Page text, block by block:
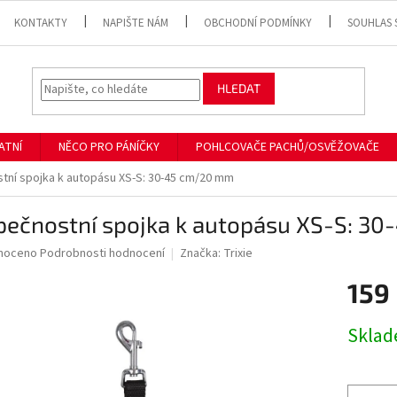
KONTAKTY NAPIŠTE NÁM OBCHODNÍ PODMÍNKY
HLEDAT
NĚCO PRO PÁNÍČKY
POHLCOVAČE PACHŮ/OSVĚŽOVAČE
spojka k autopásu XS-S: 30-45 cm/20 mm
spojka k autopásu XS-S:
Podrobnosti hodnocení Značka: Trixie
cena: